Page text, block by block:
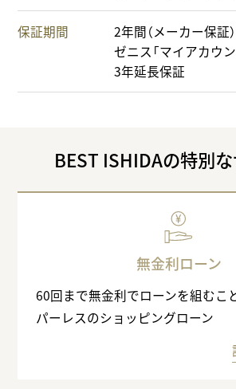
保証期間
2年間（メーカー保証）
ゼニス「マイアカウ
3年延長保証
BEST ISHIDAの特別
無金利ローン
60回まで無金利でローンを組むこ
パーレスのショッピングローン